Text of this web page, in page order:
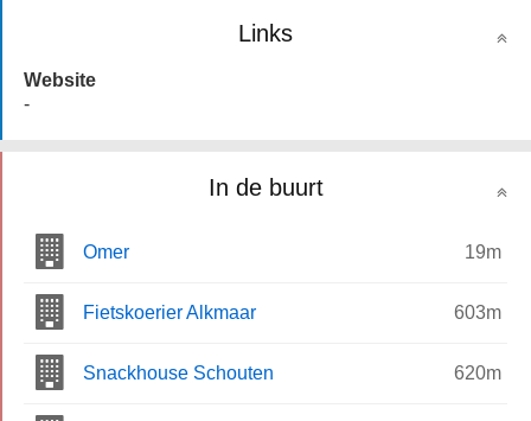
Links
Website
-
In de buurt
Omer 19m
Fietskoerier Alkmaar 603m
Snackhouse Schouten 620m